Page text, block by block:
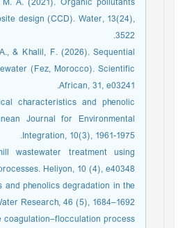
design (CCD). Water, 13(24),
3522.
& Khalil, F. (2026). Sequential
(Fez, Morocco). Scientific
African, 31, e03241.
characteristics and phenolic
Journal for Environmental
Integration, 10(3), 1961-1975.
treatment using
Heliyon, 10 (4), e40348.
and phenolics degradation in the
Research, 46 (5), 1684–1692.
coagulation–flocculation process